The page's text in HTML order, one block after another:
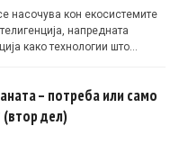
насочува кон екосистемите
напредната
како технологии што
– потреба или само
дел)